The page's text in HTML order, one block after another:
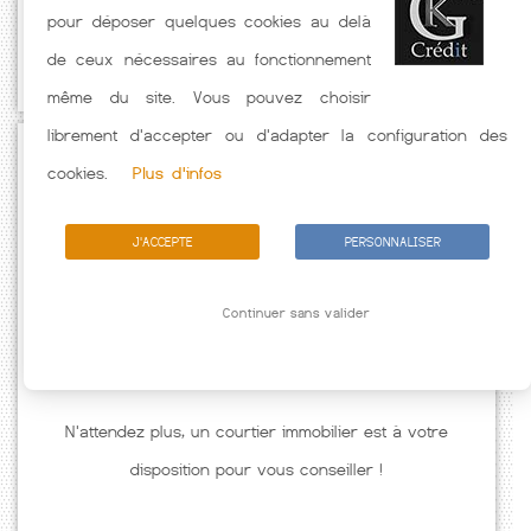
hors assurance. Taux crédit immobilier indicatif fonction des
caractéristiques de l'emprunteur.
N'attendez plus, un courtier immobilier est à votre
disposition pour vous conseiller !
pour déposer quelques cookies au delà
de ceux nécessaires au fonctionnement
même du site. Vous pouvez choisir
librement d'accepter ou d'adapter la configuration des
cookies.
Plus d'infos
J'ACCEPTE PERSONNALISER
Continuer sans valider